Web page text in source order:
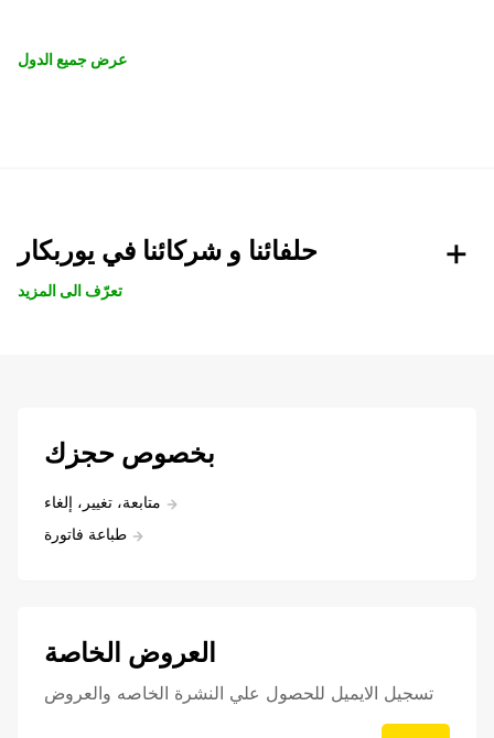
عرض جميع الدول
حلفائنا و شركائنا في يوربكار
تعرّف الى المزيد
بخصوص حجزك
متابعة، تغيير، إلغاء
طباعة فاتورة
العروض الخاصة
تسجيل الايميل للحصول علي النشرة الخاصه والعروض